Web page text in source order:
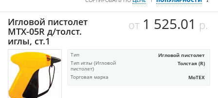
Игловой пистолет
МТХ-05R д/толст.
иглы, ст.1
от 1 525.01 р.
Тип Игловой пистолет
Тип иглы (Игловой
пистолет)
Толстая (R)
Торговая марка MoTEX